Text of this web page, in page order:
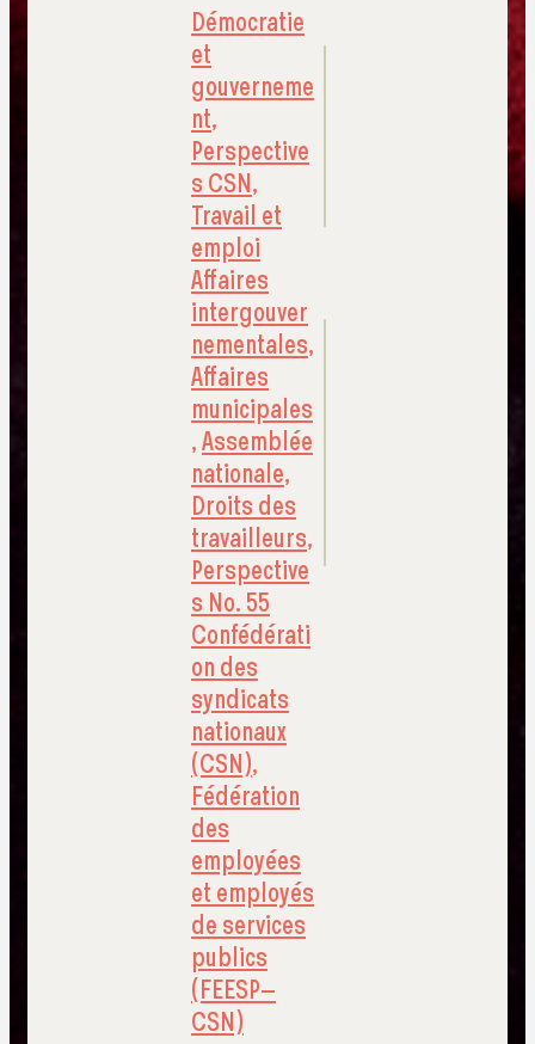
Démocratie
et
gouverneme
nt,
Perspective
s CSN,
Travail et
emploi
Affaires
intergouver
nementales,
Affaires
municipales
,Assemblée
nationale,
Droits des
travailleurs,
Perspective
s No. 55
Confédérati
on des
syndicats
nationaux
(CSN),
Fédération
des
employées
et employés
de services
publics
(FEESP–
CSN)